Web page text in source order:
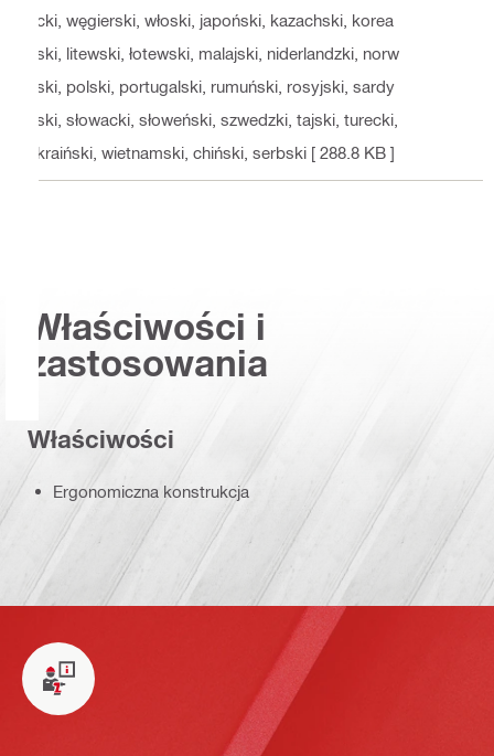
acki, węgierski, włoski, japoński, kazachski, korea
ński, litewski, łotewski, malajski, niderlandzki, norw
eski, polski, portugalski, rumuński, rosyjski, sardy
ński, słowacki, słoweński, szwedzki, tajski, turecki,
ukraiński, wietnamski, chiński, serbski [ 288.8 KB ]
Właściwości i
zastosowania
Właściwości
Ergonomiczna konstrukcja